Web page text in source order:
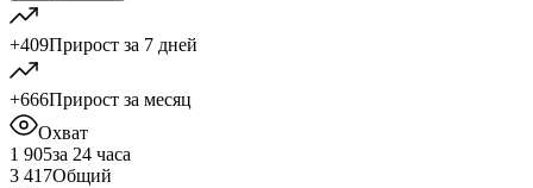
+409Прирост за 7 дней
+666Прирост за месяц
Охват
1 905за 24 часа
3 417Общий